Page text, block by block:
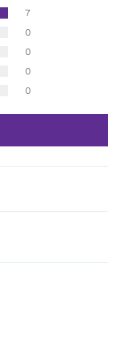
7
0
0
0
0